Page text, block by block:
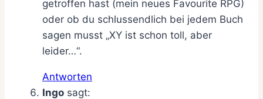
getroffen hast (mein neues Favourite RPG)
oder ob du schlussendlich bei jedem Buch
sagen musst „XY ist schon toll, aber
leider…“.
Antworten
Ingo sagt: